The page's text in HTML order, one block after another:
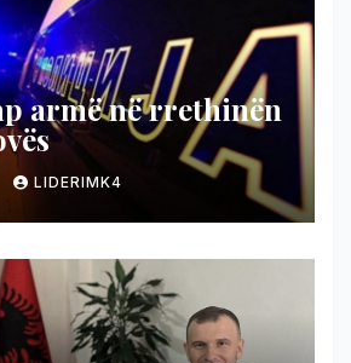
armë në rrethinën
LIDERIMK4